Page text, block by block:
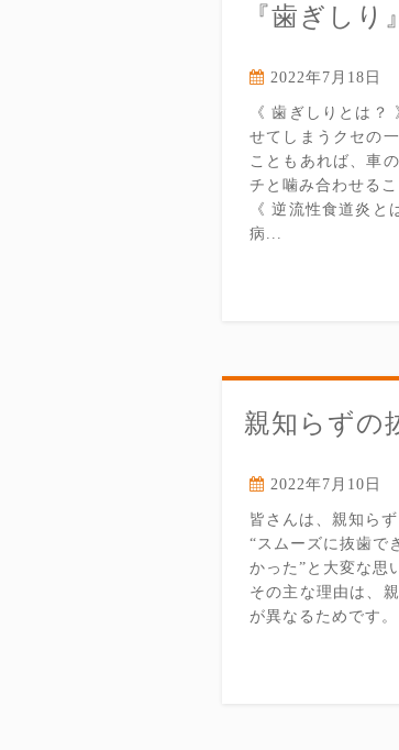
『歯ぎし
2022年7月18日
《 歯ぎしりとは
せてしまうクセの
こともあれば、車
チと噛み合わせるこ
《 逆流性食道炎
病...
親知らずの
2022年7月10日
皆さんは、親知ら
“スムーズに抜歯で
かった”と大変な思
その主な理由は、
が異なるためです